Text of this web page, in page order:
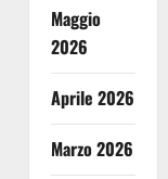
Maggio
2026
Aprile 2026
Marzo 2026